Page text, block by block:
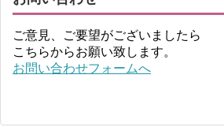
ご意見、ご要望がございましたら
こちらからお願い致します。
お問い合わせフォームへ